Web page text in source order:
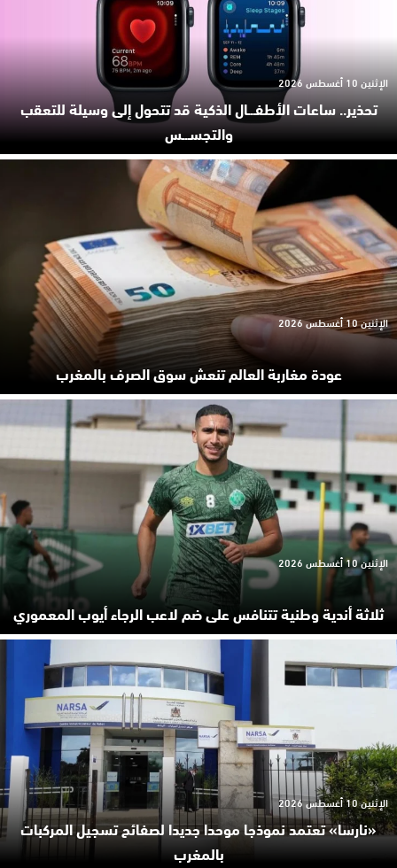
تحذير.. ساعات الأطفـ.ـال الذكية قد تتحول إلى وسيلة للتعقب
والتجسـ.ـس
الإثنين 10 أغسطس 2026
عودة مغاربة العالم تنعش سوق الصرف بالمغرب
الإثنين 10 أغسطس 2026
ثلاثة أندية وطنية تتنافس على ضم لاعب الرجاء أيوب المعموري
الإثنين 10 أغسطس 2026
«نارسا» تعتمد نموذجا موحدا جديدا لصفائح تسجيل المركبات
بالمغرب
الإثنين 10 أغسطس 2026